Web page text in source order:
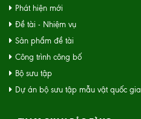
Phát hiện mới
Đề tài - Nhiệm vụ
Sản phẩm đề tài
Công trình công bố
Bộ sưu tập
Dự án bộ sưu tập mẫu vật quốc gia